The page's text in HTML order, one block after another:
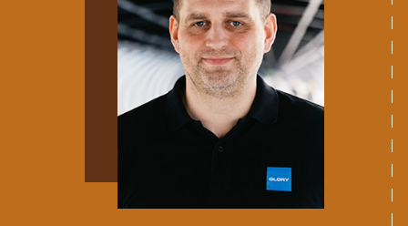
CZYTAJ WIĘCEJ